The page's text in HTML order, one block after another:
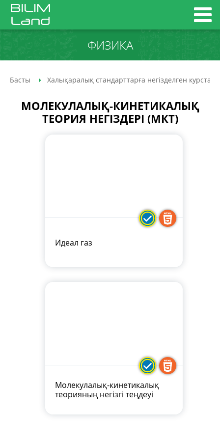
ФИЗИКА
Басты Халықаралық стандарттарға негізделген курстар
МОЛЕКУЛАЛЫҚ-КИНЕТИКАЛЫҚ
ТЕОРИЯ НЕГІЗДЕРІ (МКТ)
Идеал газ
Молекулалық-кинетикалық
теорияның негізгі теңдеуі